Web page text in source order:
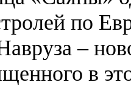
по
–
в